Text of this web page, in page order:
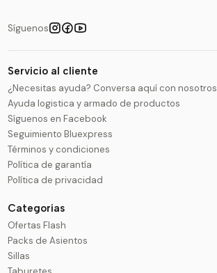
Síguenos
Servicio al cliente
¿Necesitas ayuda? Conversa aquí con nosotros
Ayuda logistica y armado de productos
Síguenos en Facebook
Seguimiento Bluexpress
Términos y condiciones
Política de garantía
Política de privacidad
Categorias
Ofertas Flash
Packs de Asientos
Sillas